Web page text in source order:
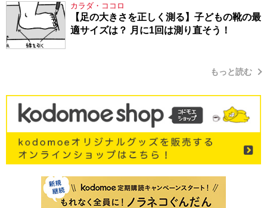
カラダ・ココロ
【足の大きさを正しく測る】子どもの靴の最
適サイズは？ 月に1回は測り直そう！
もっと読む